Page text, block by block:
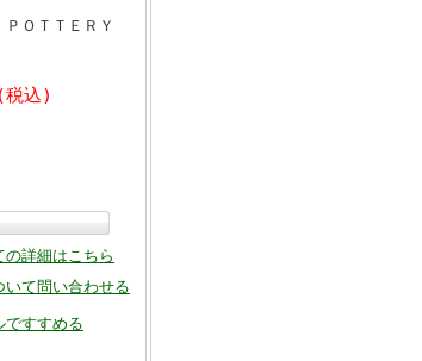
ＯＴＴＥＲＹ
込)
の詳細はこちら
いて問い合わせる
ですすめる